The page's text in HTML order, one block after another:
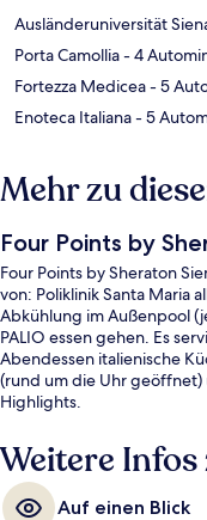
Ausländeruniversität
Porta Camollia- 4
Fortezza Medicea- 5
Enoteca Italiana- 5
Mehr zu
Four Points by
Four Points by Sheraton
von: Poliklinik Santa Maria
Abkühlung im Außenpool
PALIO essen gehen. Es
Abendessen italienische
(rund um die Uhr
Highlights.
Weitere
Auf einen Blick